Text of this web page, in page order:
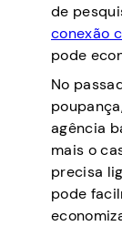
de
conexão
pode
No
agência
mais o
precisa
pode